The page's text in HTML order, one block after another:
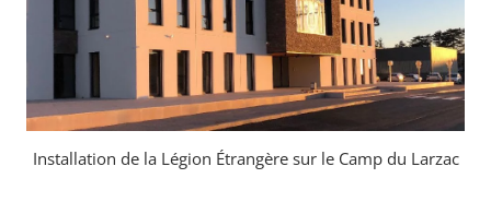
Installation de la Légion Étrangère sur le Camp du Larzac